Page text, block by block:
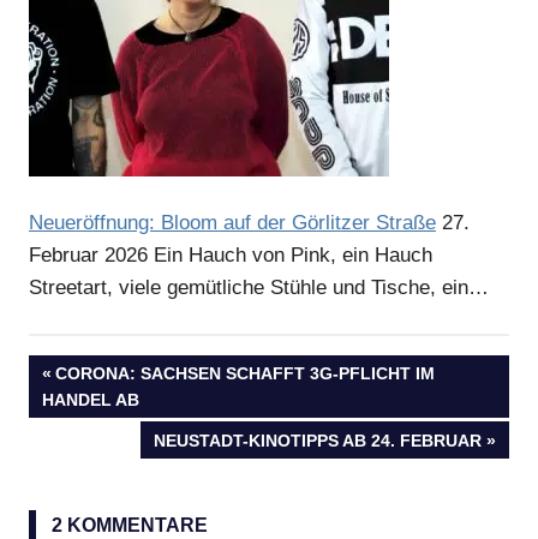
Neueröffnung: Bloom auf der Görlitzer Straße 27.
Februar 2026 Ein Hauch von Pink, ein Hauch
Streetart, viele gemütliche Stühle und Tische, ein…
Beitragsnavigation
VORHERIGER
BEITRAG:
CORONA: SACHSEN SCHAFFT 3G-PFLICHT IM
HANDEL AB
NÄCHSTER
NEUSTADT-KINOTIPPS AB 24. FEBRUAR
2 KOMMENTARE